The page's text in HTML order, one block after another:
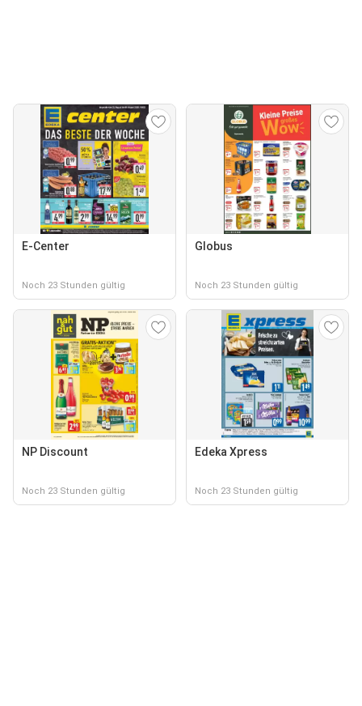
E-Center
Noch 23 Stunden gültig
Globus
Noch 23 Stunden gültig
NP Discount
Noch 23 Stunden gültig
Edeka Xpress
Noch 23 Stunden gültig